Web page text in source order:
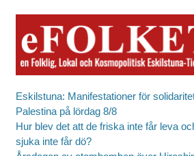
Eskilstuna: Manifestationer för
Palestina på lördag 8/8
Hur blev det att de friska inte får leva
sjuka inte får dö?